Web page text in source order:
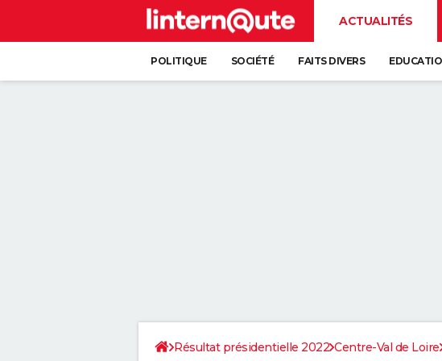
ACTUALITÉS
POLITIQUE SOCIÉTÉ FAITS DIVERS
Résultat présidentielle 2022 Centre-Val de Loire